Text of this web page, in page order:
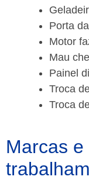
Porta
Motor
Mau
Painel
Troca
Troca
Marcas